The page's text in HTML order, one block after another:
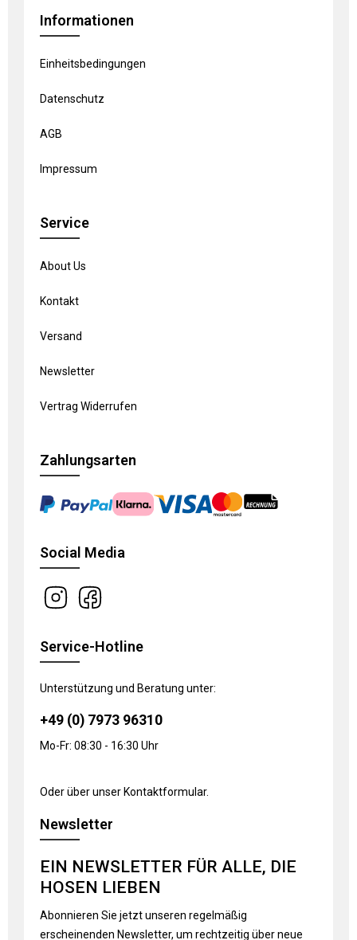
Informationen
Einheitsbedingungen
Datenschutz
AGB
Impressum
Service
About Us
Kontakt
Versand
Newsletter
Vertrag Widerrufen
Zahlungsarten
Social Media
Service-Hotline
Unterstützung und Beratung unter:
+49 (0) 7973 96310
Mo-Fr: 08:30 - 16:30 Uhr
Oder über unser Kontaktformular.
Newsletter
EIN NEWSLETTER FÜR ALLE, DIE
HOSEN LIEBEN
Abonnieren Sie jetzt unseren regelmäßig
erscheinenden Newsletter, um rechtzeitig über neue